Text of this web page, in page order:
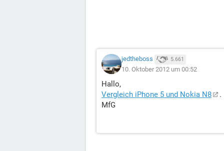
jedtheboss 5.661
10. Oktober 2012 um 00:52
Hallo,
Vergleich iPhone 5 und Nokia N8
.
MfG